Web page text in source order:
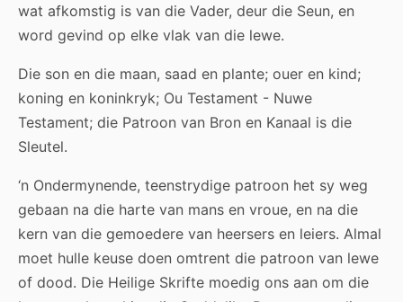
wat afkomstig is van die Vader, deur die Seun, en
word gevind op elke vlak van die lewe.
Die son en die maan, saad en plante; ouer en kind;
koning en koninkryk; Ou Testament - Nuwe
Testament; die Patroon van Bron en Kanaal is die
Sleutel.
‘n Ondermynende, teenstrydige patroon het sy weg
gebaan na die harte van mans en vroue, en na die
kern van die gemoedere van heersers en leiers. Almal
moet hulle keuse doen omtrent die patroon van lewe
of dood. Die Heilige Skrifte moedig ons aan om die